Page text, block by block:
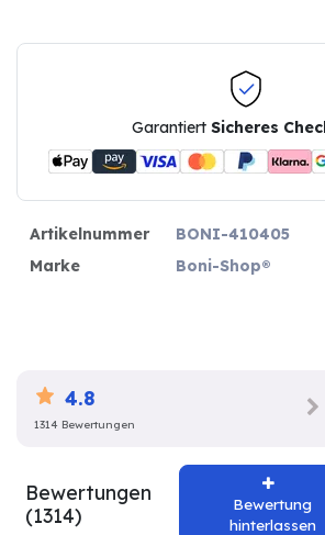
Garantiert Sicheres
Artikelnummer
BONI-410405
Marke
Boni-Shop®
4.8
1314 Bewertungen
Bewertungen
(1314)
Bewertung
hinterlassen